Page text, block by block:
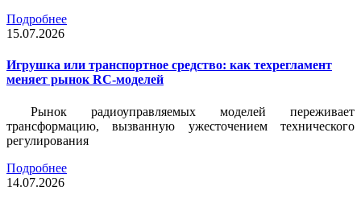
Подробнее
15.07.2026
Игрушка или транспортное средство: как техрегламент
меняет рынок RC-моделей
Рынок радиоуправляемых моделей переживает
трансформацию, вызванную ужесточением технического
регулирования
Подробнее
14.07.2026